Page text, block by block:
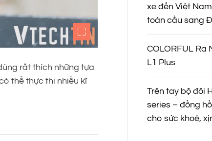
rất thích những tựa
thể thực thi nhiều kĩ
xe đến Việt
toàn cầu sang
COLORFUL Ra
L1 Plus
Trên tay bộ đôi
series – đồng
cho sức khoẻ,